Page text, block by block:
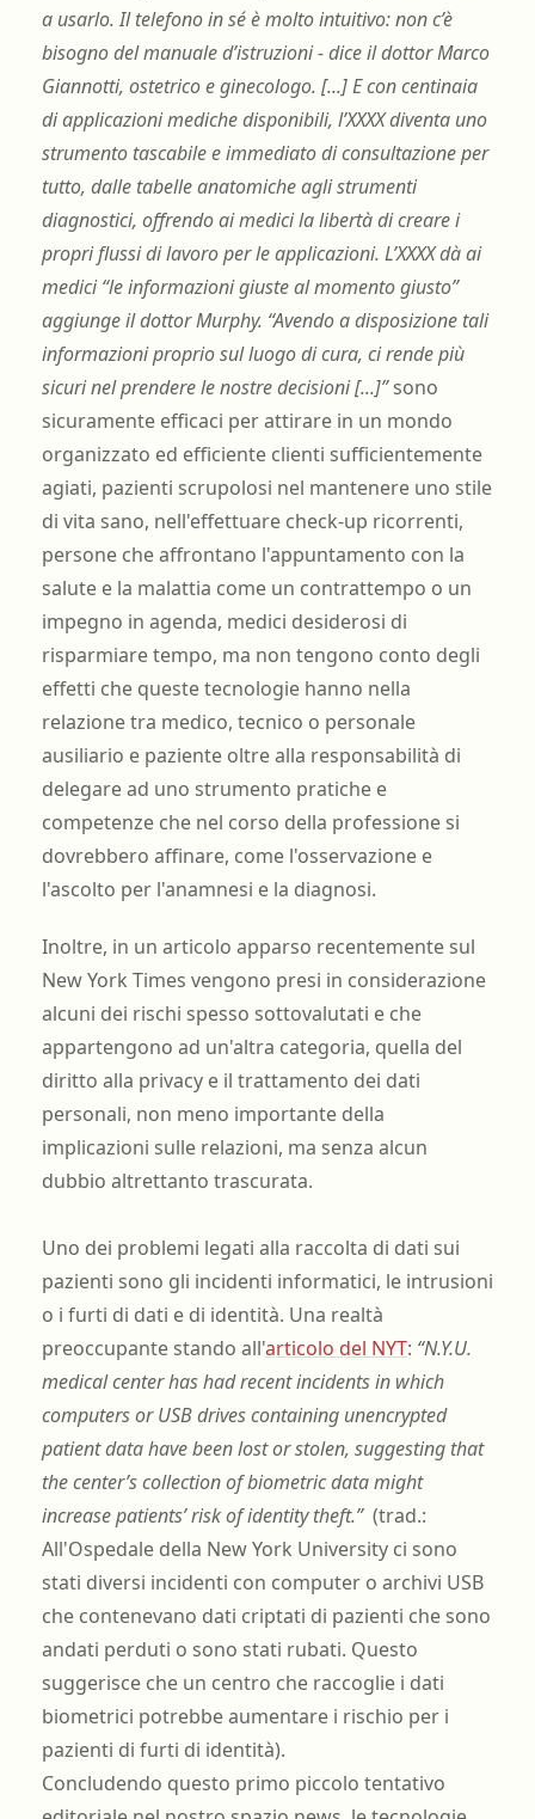
a usarlo. Il telefono in sé è molto intuitivo: non c’è
bisogno del manuale d’istruzioni - dice il dottor Marco
Giannotti, ostetrico e ginecologo. [...] E con centinaia
di applicazioni mediche disponibili, l’XXXX diventa uno
strumento tascabile e immediato di consultazione per
tutto, dalle tabelle anatomiche agli strumenti
diagnostici, offrendo ai medici la libertà di creare i
propri flussi di lavoro per le applicazioni. L’XXXX dà ai
medici “le informazioni giuste al momento giusto”
aggiunge il dottor Murphy. “Avendo a disposizione tali
informazioni proprio sul luogo di cura, ci rende più
sicuri nel prendere le nostre decisioni [...]”sono
sicuramente efficaci per attirare in un mondo
organizzato ed efficiente clienti sufficientemente
agiati, pazienti scrupolosi nel mantenere uno stile
di vita sano, nell'effettuare check-up ricorrenti,
persone che affrontano l'appuntamento con la
salute e la malattia come un contrattempo o un
impegno in agenda, medici desiderosi di
risparmiare tempo, ma non tengono conto degli
effetti che queste tecnologie hanno nella
relazione tra medico, tecnico o personale
ausiliario e paziente oltre alla responsabilità di
delegare ad uno strumento pratiche e
competenze che nel corso della professione si
dovrebbero affinare, come l'osservazione e
l'ascolto per l'anamnesi e la diagnosi.
Inoltre, in un articolo apparso recentemente sul
New York Times vengono presi in considerazione
alcuni dei rischi spesso sottovalutati e che
appartengono ad un'altra categoria, quella del
diritto alla privacy e il trattamento dei dati
personali, non meno importante della
implicazioni sulle relazioni, ma senza alcun
dubbio altrettanto trascurata.
Uno dei problemi legati alla raccolta di dati sui
pazienti sono gli incidenti informatici, le intrusioni
o i furti di dati e di identità. Una realtà
preoccupante stando all'articolo del NYT: “N.Y.U.
medical center has had recent incidents in which
computers or USB drives containing unencrypted
patient data have been lost or stolen, suggesting that
the center’s collection of biometric data might
increase patients’ risk of identity theft.” (trad.:
All'Ospedale della New York University ci sono
stati diversi incidenti con computer o archivi USB
che contenevano dati criptati di pazienti che sono
andati perduti o sono stati rubati. Questo
suggerisce che un centro che raccoglie i dati
biometrici potrebbe aumentare i rischio per i
pazienti di furti di identità).
Concludendo questo primo piccolo tentativo